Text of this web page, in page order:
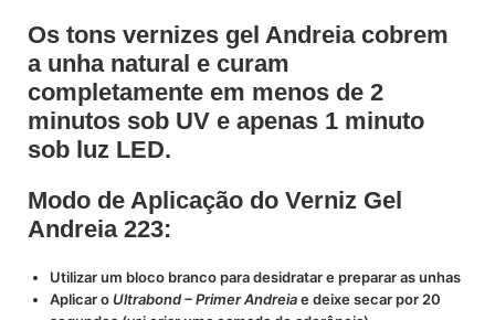
Os tons vernizes gel Andreia cobrem
a unha natural e curam
completamente em menos de 2
minutos sob UV e apenas 1 minuto
sob luz LED.
Modo de Aplicação do Verniz Gel
Andreia 223:
Utilizar um bloco branco para desidratar e preparar as unhas
Aplicar o Ultrabond – Primer Andreiae deixe secar por 20